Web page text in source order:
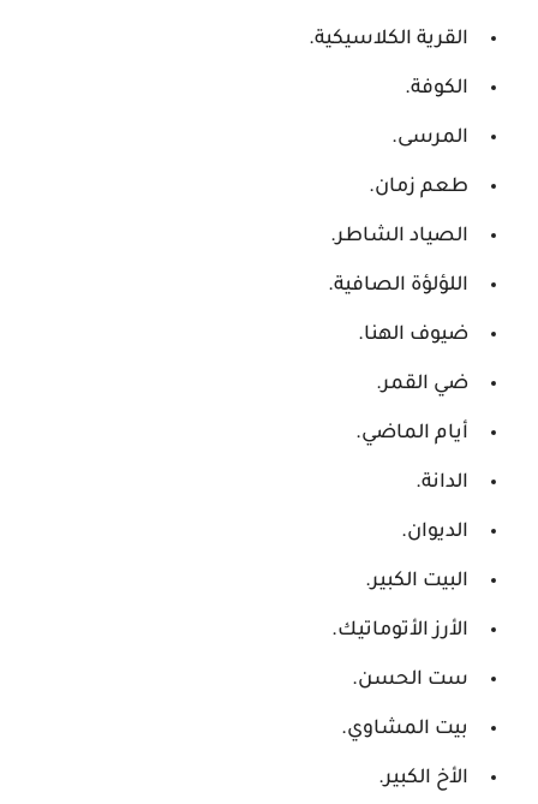
القرية الكلاسيكية.
الكوفة.
المرسى.
طعم زمان.
الصياد الشاطر.
اللؤلؤة الصافية.
ضيوف الهنا.
ضي القمر.
أيام الماضي.
الدانة.
الديوان.
البيت الكبير.
الأرز الأتوماتيك.
ست الحسن.
بيت المشاوي.
الأخ الكبير.